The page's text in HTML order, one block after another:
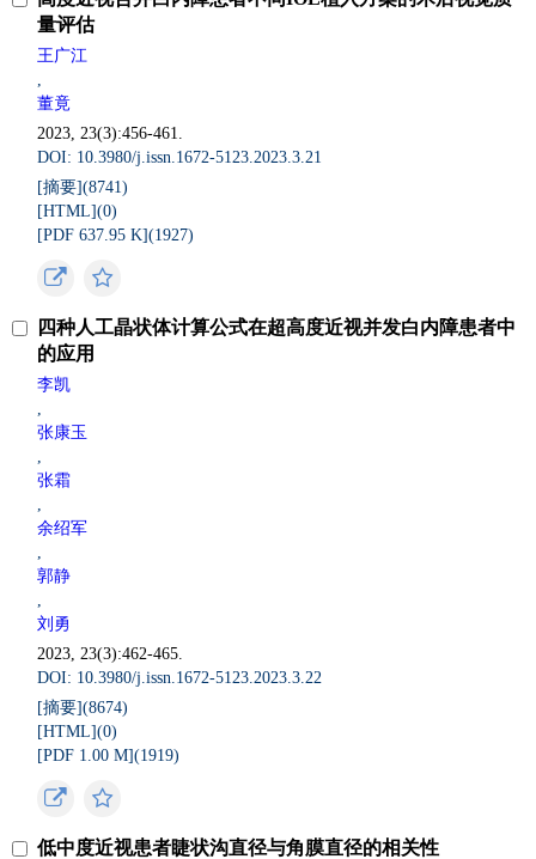
量评估
王广江
,
董竟
2023, 23(3):456-461.
DOI: 10.3980/j.issn.1672-5123.2023.3.21
[摘要](8741)
[HTML](0)
[PDF 637.95 K](1927)
四种人工晶状体计算公式在超高度近视并发白内障患者中
的应用
李凯
,
张康玉
,
张霜
,
余绍军
,
郭静
,
刘勇
2023, 23(3):462-465.
DOI: 10.3980/j.issn.1672-5123.2023.3.22
[摘要](8674)
[HTML](0)
[PDF 1.00 M](1919)
低中度近视患者睫状沟直径与角膜直径的相关性